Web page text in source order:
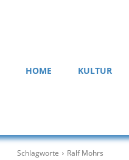
HOME KULTUR
Schlagworte Ralf Mohrs